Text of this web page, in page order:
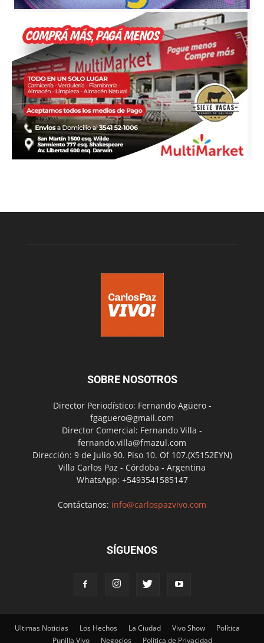
SOBRE NOSOTROS
Director Periodístico: Fernando Agüero -
fgaguero@gmail.com
Director Comercial: Fernando Villa -
fernando.villa@fmazul.com
Dirección: 9 de Julio 90. Piso 10. Of 107.(X5152EYN)
Villa Carlos Paz - Córdoba - Argentina
WhatsApp: +5493541585147
Contáctanos: info@carlospazvivo.com
SÍGUENOS
Ultimas Noticias Los Hechos La Ciudad Vivo Show
Política
Punilla Vivo
Negocios Política de Privacidad